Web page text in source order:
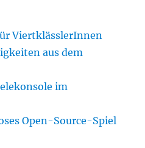
ViertklässlerInnen
aus dem
im
Open-Source-Spiel